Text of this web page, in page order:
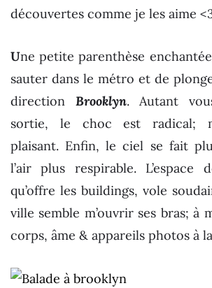
découvertes comme je les aime
Une petite parenthèse
sauter dans le métro et de
direction Brooklyn. Autant
sortie, le choc est radical;
plaisant. Enfin, le ciel se fait
l’air plus respirable. L’espace
qu’offre les buildings, vole
ville semble m’ouvrir ses bras; à
corps, âme & appareils photos à